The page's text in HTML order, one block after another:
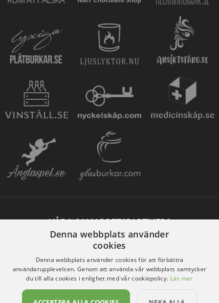
VÅRA SAMARBETSPARTNERS
Denna webbplats använder
cookies
Denna webbplats använder cookies för att förbättra
användarupplevelsen. Genom att använda vår webbplats samtycker
du till alla cookies i enlighet med vår cookiepolicy. Läs mer